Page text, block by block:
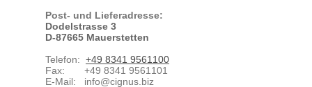
Post- und Lieferadresse:
Dodelstrasse 3
D-87665 Mauerstetten
Telefon: +49 8341 9561100
Fax: +49 8341 9561101
E-Mail: info@cignus.biz